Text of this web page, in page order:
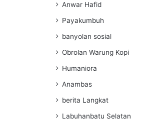
Anwar Hafid
Payakumbuh
banyolan sosial
Obrolan Warung Kopi
Humaniora
Anambas
berita Langkat
Labuhanbatu Selatan